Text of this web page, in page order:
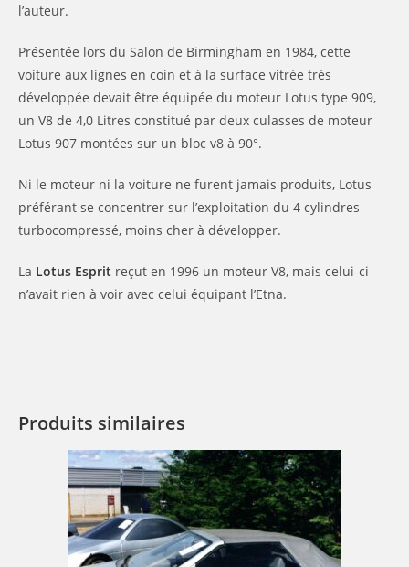
l’auteur.
Présentée lors du Salon de Birmingham en 1984, cette
voiture aux lignes en coin et à la surface vitrée très
développée devait être équipée du moteur Lotus type 909,
un V8 de 4,0 Litres constitué par deux culasses de moteur
Lotus 907 montées sur un bloc v8 à 90°.
Ni le moteur ni la voiture ne furent jamais produits, Lotus
préférant se concentrer sur l’exploitation du 4 cylindres
turbocompressé, moins cher à développer.
La Lotus Esprit reçut en 1996 un moteur V8, mais celui-ci
n’avait rien à voir avec celui équipant l’Etna.
Produits similaires